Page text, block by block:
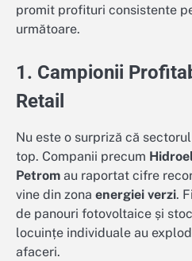
promit profituri consistente
următoare.
1. Campionii
Retail
Nu este o surpriză că
top. Companii precum
Petrom au raportat cifre
vine din zona energiei verzi.
de panouri fotovoltaice și
locuințe individuale au
afaceri.